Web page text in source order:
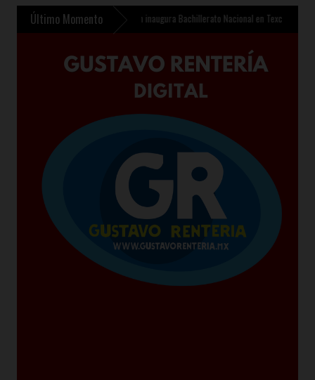
Último Momento
510 mdp » Sheinbaum inaugura Bachillerato Nacional en Texcoco y anuncia 400